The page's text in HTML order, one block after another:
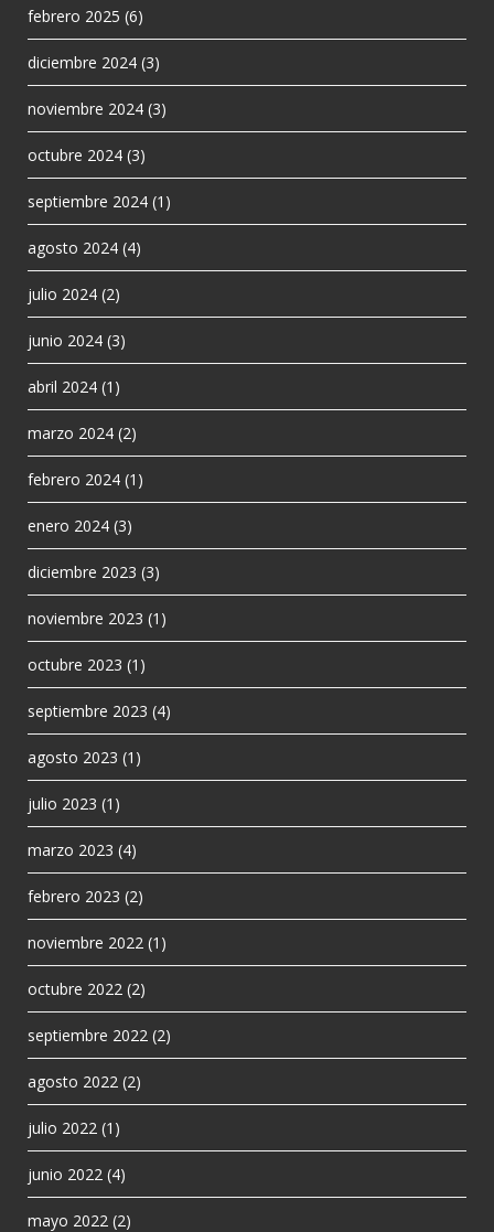
febrero 2025 (6)
diciembre 2024 (3)
noviembre 2024 (3)
octubre 2024 (3)
septiembre 2024 (1)
agosto 2024 (4)
julio 2024 (2)
junio 2024 (3)
abril 2024 (1)
marzo 2024 (2)
febrero 2024 (1)
enero 2024 (3)
diciembre 2023 (3)
noviembre 2023 (1)
octubre 2023 (1)
septiembre 2023 (4)
agosto 2023 (1)
julio 2023 (1)
marzo 2023 (4)
febrero 2023 (2)
noviembre 2022 (1)
octubre 2022 (2)
septiembre 2022 (2)
agosto 2022 (2)
julio 2022 (1)
junio 2022 (4)
mayo 2022 (2)